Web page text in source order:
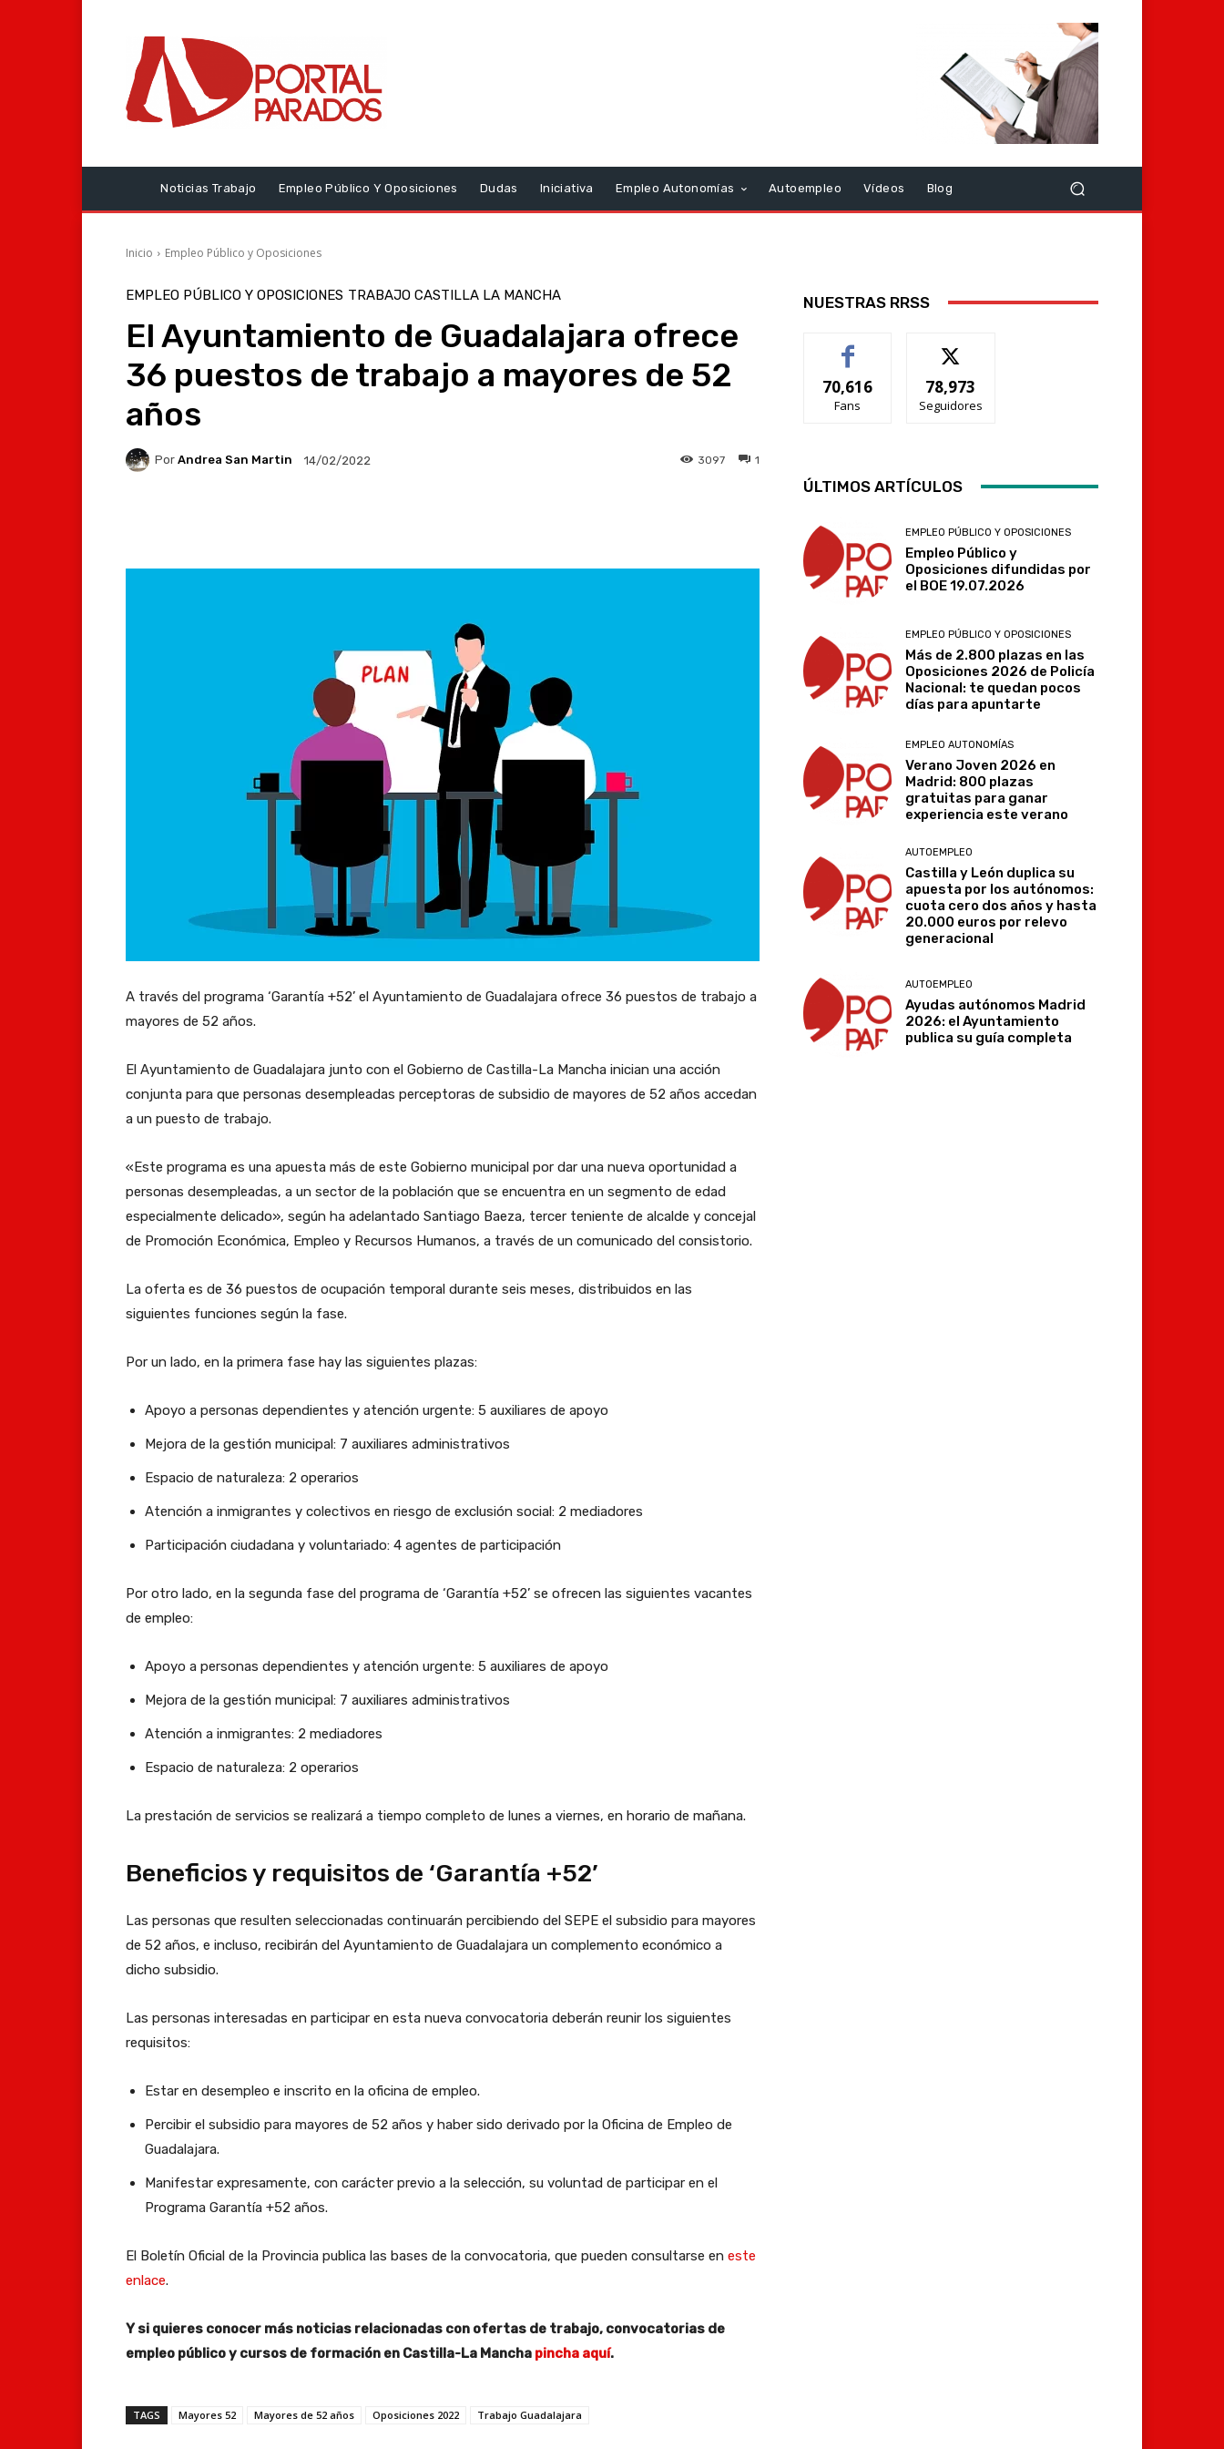
Noticias Trabajo Empleo Público Y Oposiciones Dudas Iniciativa Empleo Autonomías Autoempleo Vídeos Blog
Inicio Empleo Público y Oposiciones
EMPLEO PÚBLICO Y OPOSICIONES TRABAJO CASTILLA LA MANCHA
El Ayuntamiento de Guadalajara ofrece
36 puestos de trabajo a mayores de 52
años
Por Andrea San Martin 14/02/2022 1
3097
A través del programa ‘Garantía +52’ el Ayuntamiento de Guadalajara ofrece 36 puestos de trabajo a
mayores de 52 años.
El Ayuntamiento de Guadalajara junto con el Gobierno de Castilla-La Mancha inician una acción
conjunta para que personas desempleadas perceptoras de subsidio de mayores de 52 años accedan
a un puesto de trabajo.
«Este programa es una apuesta más de este Gobierno municipal por dar una nueva oportunidad a
personas desempleadas, a un sector de la población que se encuentra en un segmento de edad
especialmente delicado», según ha adelantado Santiago Baeza, tercer teniente de alcalde y concejal
de Promoción Económica, Empleo y Recursos Humanos, a través de un comunicado del consistorio.
La oferta es de 36 puestos de ocupación temporal durante seis meses, distribuidos en las
siguientes funciones según la fase.
Por un lado, en la primera fase hay las siguientes plazas:
Apoyo a personas dependientes y atención urgente: 5 auxiliares de apoyo
Mejora de la gestión municipal: 7 auxiliares administrativos
Espacio de naturaleza: 2 operarios
Atención a inmigrantes y colectivos en riesgo de exclusión social: 2 mediadores
Participación ciudadana y voluntariado: 4 agentes de participación
Por otro lado, en la segunda fase del programa de ‘Garantía +52’ se ofrecen las siguientes vacantes
de empleo:
Apoyo a personas dependientes y atención urgente: 5 auxiliares de apoyo
Mejora de la gestión municipal: 7 auxiliares administrativos
Atención a inmigrantes: 2 mediadores
Espacio de naturaleza: 2 operarios
La prestación de servicios se realizará a tiempo completo de lunes a viernes, en horario de mañana.
Beneficios y requisitos de ‘Garantía +52’
Las personas que resulten seleccionadas continuarán percibiendo del SEPE el subsidio para mayores
de 52 años, e incluso, recibirán del Ayuntamiento de Guadalajara un complemento económico a
dicho subsidio.
Las personas interesadas en participar en esta nueva convocatoria deberán reunir los siguientes
requisitos:
Estar en desempleo e inscrito en la oficina de empleo.
Percibir el subsidio para mayores de 52 años y haber sido derivado por la Oficina de Empleo de
Guadalajara.
Manifestar expresamente, con carácter previo a la selección, su voluntad de participar en el
Programa Garantía +52 años.
El Boletín Oficial de la Provincia publica las bases de la convocatoria, que pueden consultarse en este
enlace.
Y si quieres conocer más noticias relacionadas con ofertas de trabajo, convocatorias de
empleo público y cursos de formación en Castilla-La Mancha pincha aquí.
TAGS Mayores 52 Mayores de 52 años Oposiciones 2022 Trabajo Guadalajara
NUESTRAS RRSS
70,616
Fans
78,973
Seguidores
ÚLTIMOS ARTÍCULOS
EMPLEO PÚBLICO Y OPOSICIONES
Empleo Público y
Oposiciones difundidas por
el BOE 19.07.2026
EMPLEO PÚBLICO Y OPOSICIONES
Más de 2.800 plazas en las
Oposiciones 2026 de Policía
Nacional: te quedan pocos
días para apuntarte
EMPLEO AUTONOMÍAS
Verano Joven 2026 en
Madrid: 800 plazas
gratuitas para ganar
experiencia este verano
AUTOEMPLEO
Castilla y León duplica su
apuesta por los autónomos:
cuota cero dos años y hasta
20.000 euros por relevo
generacional
AUTOEMPLEO
Ayudas autónomos Madrid
2026: el Ayuntamiento
publica su guía completa